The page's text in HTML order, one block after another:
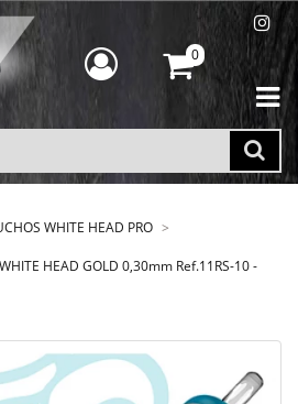
0
WHITE HEAD PRO
HEAD GOLD 0,30mm Ref.11RS-10 -